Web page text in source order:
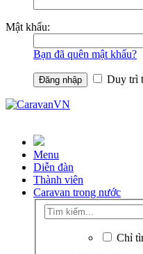
Mật khẩu:
Bạn đã quên mật khẩu?
Duy trì
Menu
Diễn đàn
Thành viên
Caravan trong nước
Chỉ